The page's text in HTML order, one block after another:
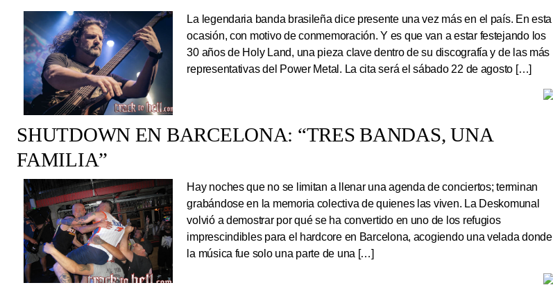
La legendaria banda brasileña dice presente una vez más en el país. En esta
ocasión, con motivo de conmemoración. Y es que van a estar festejando los
30 años de Holy Land, una pieza clave dentro de su discografía y de las más
representativas del Power Metal. La cita será el sábado 22 de agosto […]
SHUTDOWN EN BARCELONA: “TRES BANDAS, UNA
FAMILIA”
Hay noches que no se limitan a llenar una agenda de conciertos; terminan
grabándose en la memoria colectiva de quienes las viven. La Deskomunal
volvió a demostrar por qué se ha convertido en uno de los refugios
imprescindibles para el hardcore en Barcelona, acogiendo una velada donde
la música fue solo una parte de una […]